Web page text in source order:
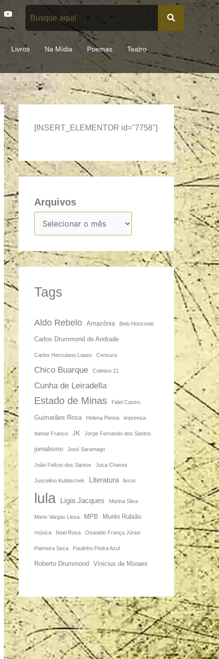
Y
o
u
u
bLivros Na Mídia Poemas Teatro
[INSERT_ELEMENTOR id="7758"]
Arquivos
Tags
Aldo Rebelo Amazônia Belo Horizonte
Carlos Drummond de Andrade
Carlos Herculano Lopes Censura
Chico Buarque Coletivo 21
Cunha de Leiradella
Estado de Minas Fidel Castro
Guimarães Rosa Helena Penna imprensa
Itamar Franco JK Jorge Fernando dos Santos
jornalismo José Saramago
João Felício dos Santos Juca Chaves
Juscelino Kubitschek Literatura livros
lula Lígia Jacques Marina Silva
Mario Vargas Llosa MPB Murilo Rubião
música Noel Rosa Oswaldo França Júnior
Palmeira Seca Paulinho Pedra Azul
Roberto Drummond Vinicius de Moraes